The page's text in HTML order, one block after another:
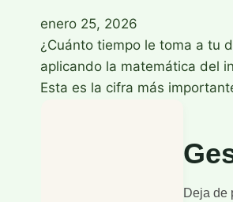
enero 25, 2026
¿Cuánto tiempo le toma a tu
aplicando la matemática del
Esta es la cifra más
Deja de